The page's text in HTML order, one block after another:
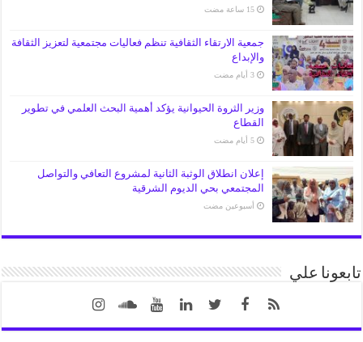
جمعية الارتقاء الثقافية تنظم فعاليات مجتمعية لتعزيز الثقافة
والإبداع
وزير الثروة الحيوانية يؤكد أهمية البحث العلمي في تطوير
القطاع
إعلان انطلاق الوثبة الثانية لمشروع التعافي والتواصل
المجتمعي بحي الديوم الشرقية
‏أسبوعين مضت
تابعونا علي